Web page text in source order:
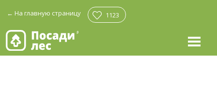
← На главную страницу 1123